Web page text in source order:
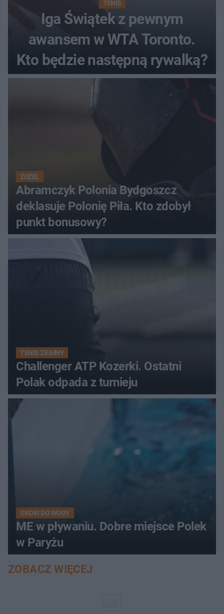
TENIS
Iga Świątek z pewnym
awansem w WTA Toronto.
Kto będzie następną rywalką?
ŻUŻEL
Abramczyk Polonia Bydgoszcz
deklasuje Polonię Piła. Kto zdobył
punkt bonusowy?
TENIS ZIEMNY
Challenger ATP Kozerki. Ostatni
Polak odpada z turnieju
SKOKI DO WODY
ME w pływaniu. Dobre miejsce Polek
w Paryżu
ZOBACZ WIĘCEJ